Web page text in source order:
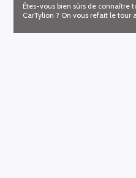
Êtes-vous bien sûrs de connaître
CarTylion ? On vous refait le tour